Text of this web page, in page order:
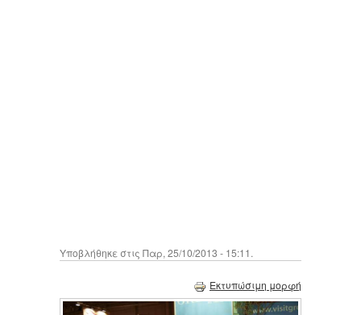
Υποβλήθηκε στις Παρ, 25/10/2013 - 15:11.
Εκτυπώσιμη μορφή